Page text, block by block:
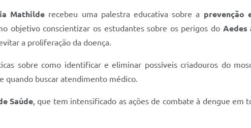
Mathilde recebeu uma palestra educativa sobre a prevenção
objetivo conscientizar os estudantes sobre os perigos do Aedes
a proliferação da doença.
sobre como identificar e eliminar possíveis criadouros do
quando buscar atendimento médico.
Saúde, que tem intensificado as ações de combate à dengue em